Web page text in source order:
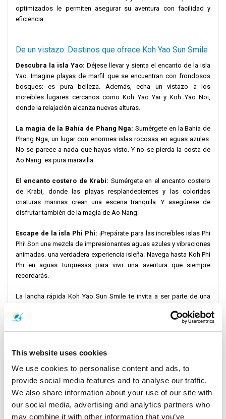
This website uses cookies
We use cookies to personalise content and ads, to
provide social media features and to analyse our traffic.
We also share information about your use of our site with
our social media, advertising and analytics partners who
may combine it with other information that you’ve
optimizados le permiten asegurar su aventura con facilidad y
eficiencia.
De un vistazo: Destinos que ofrece Koh Yao Sun Smile
Descubra la isla Yao: Déjese llevar y sienta el encanto de la isla
Yao. Imagine playas de marfil que se encuentran con frondosos
bosques; es pura belleza. Además, echa un vistazo a los
increíbles lugares cercanos como Koh Yao Yai y Koh Yao Noi,
donde la relajación alcanza nuevas alturas.
La magia de la Bahía de Phang Nga: Sumérgete en la Bahía de
Phang Nga, un lugar con enormes islas rocosas en aguas azules.
No se parece a nada que hayas visto. Y no se pierda la costa de
Ao Nang: es pura maravilla.
El encanto costero de Krabi: Sumérgete en el encanto costero
de Krabi, donde las playas resplandecientes y las coloridas
criaturas marinas crean una escena tranquila. Y asegúrese de
disfrutar también de la magia de Ao Nang.
Escape de la isla Phi Phi: ¡Prepárate para las increíbles islas Phi
Phi! Son una mezcla de impresionantes aguas azules y vibraciones
animadas. una verdadera experiencia isleña. Navega hasta Koh Phi
Phi en aguas turquesas para vivir una aventura que siempre
recordarás.
La lancha rápida Koh Yao Sun Smile te invita a ser parte de una
mucho más allá de los límites de los viajes convencionales;
especial que va más allá del tiempo. Te conectarás con la
asombrosa belleza y cultura del mar de Andamán. Desde la
encantadora isla Yao hasta las animadas islas Phi Phi, déjanos ser
el suave viento que guíe tu inolvidable viaje. Tu aventura comienza